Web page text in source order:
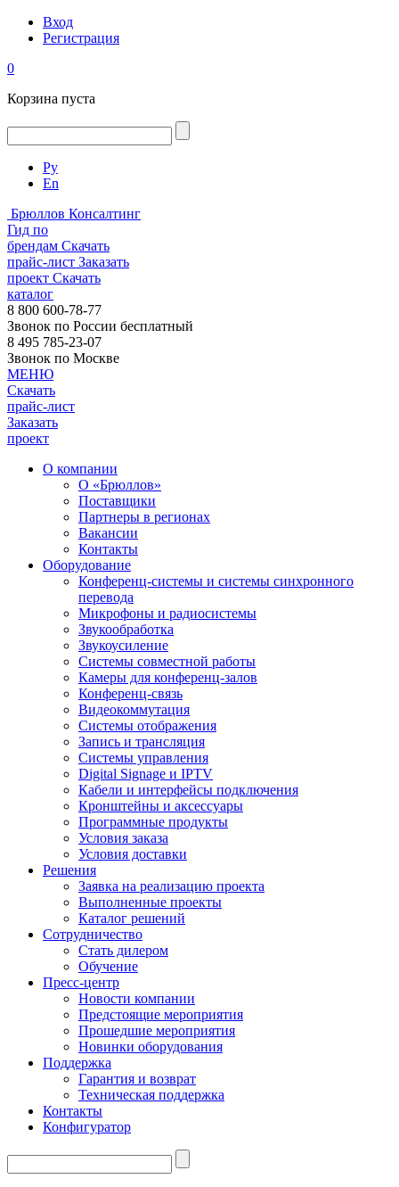
Вход
Регистрация
0
Корзина пуста
Ру
En
Брюллов Консалтинг
Гид по
брендам Скачать
прайс-лист Заказать
проект Скачать
каталог
8 800 600-78-77
Звонок по России бесплатный
8 495 785-23-07
Звонок по Москве
МЕНЮ
Скачать
прайс-лист
Заказать
проект
О компании
О «Брюллов»
Поставщики
Партнеры в регионах
Вакансии
Контакты
Оборудование
Конференц-системы и системы синхронного
перевода
Микрофоны и радиосистемы
Звукообработка
Звукоусиление
Системы совместной работы
Камеры для конференц-залов
Конференц-связь
Видеокоммутация
Системы отображения
Запись и трансляция
Системы управления
Digital Signage и IPTV
Кабели и интерфейсы подключения
Кронштейны и аксессуары
Программные продукты
Условия заказа
Условия доставки
Решения
Заявка на реализацию проекта
Выполненные проекты
Каталог решений
Сотрудничество
Стать дилером
Обучение
Пресс-центр
Новости компании
Предстоящие мероприятия
Прошедшие мероприятия
Новинки оборудования
Поддержка
Гарантия и возврат
Техническая поддержка
Контакты
Конфигуратор